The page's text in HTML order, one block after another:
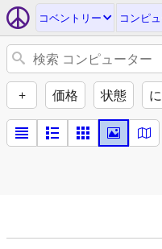
コベントリー コンピ
+ 価格 状態